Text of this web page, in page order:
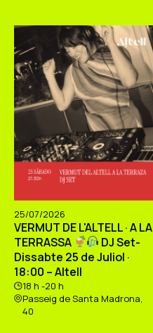
25/07/2026
VERMUT DE L'ALTELL · A LA
TERRASSA
DJ Set-
Dissabte 25 de Juliol ·
18:00 – Altell
18 h -20 h
Passeig de Santa Madrona,
40